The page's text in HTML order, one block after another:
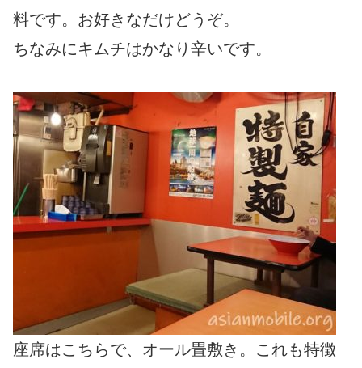
料です。お好きなだけどうぞ。
ちなみにキムチはかなり辛いです。
座席はこちらで、オール畳敷き。これも特徴